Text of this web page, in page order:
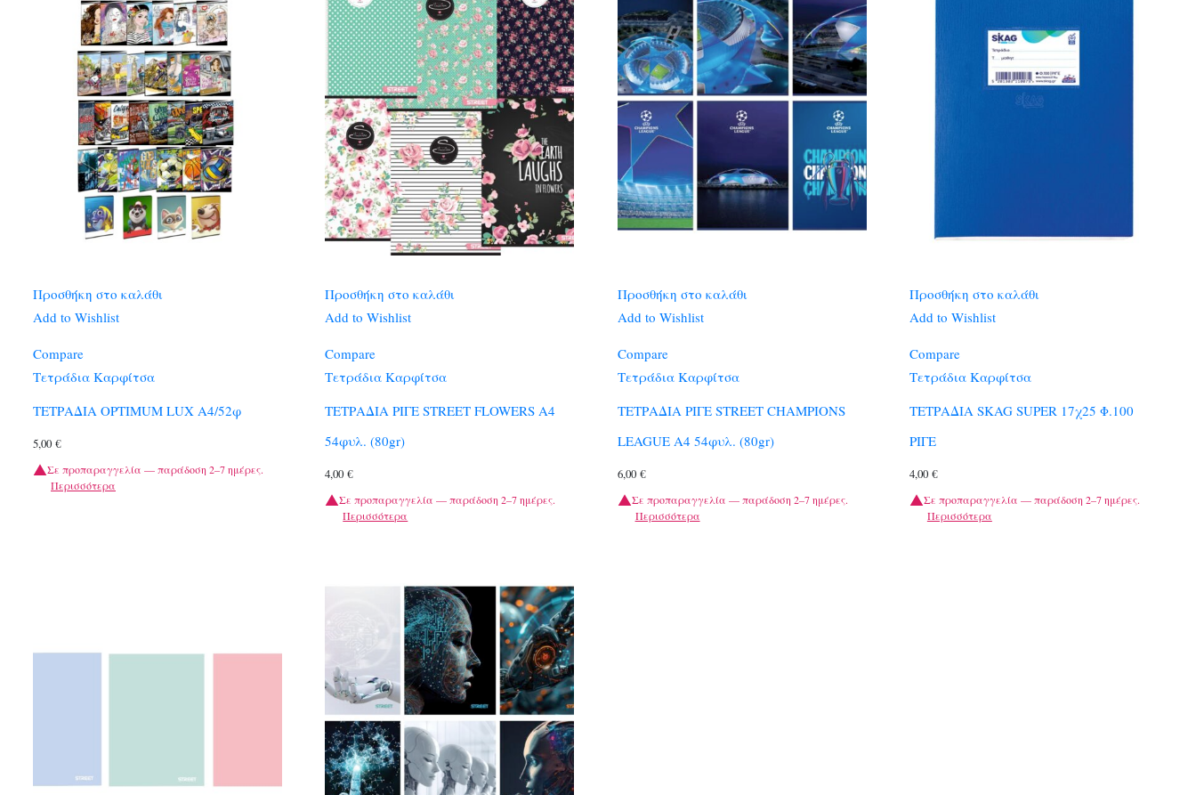
Προσθήκη στο καλάθι
Add to Wishlist
Compare
Τετράδια Καρφίτσα
ΤΕΤΡΑΔΙΑ OPTIMUM LUX A4/52φ
5,00 €
Σε προπαραγγελία — παράδοση 2–7 ημέρες.
Περισσότερα
Προσθήκη στο καλάθι
Add to Wishlist
Compare
Τετράδια Καρφίτσα
ΤΕΤΡΑΔΙΑ ΡΙΓΕ STREET FLOWERS A4
54φυλ. (80gr)
4,00€
Σε προπαραγγελία — παράδοση 2–7 ημέρες.
Περισσότερα
Προσθήκη στο καλάθι
Add to Wishlist
Compare
Τετράδια Καρφίτσα
ΤΕΤΡΑΔΙΑ ΡΙΓΕ STREET CHAMPIONS
LEAGUE A4 54φυλ. (80gr)
6,00 €
Σε προπαραγγελία — παράδοση 2–7 ημέρες.
Περισσότερα
Προσθήκη στο καλάθι
Add to Wishlist
Compare
Τετράδια Καρφίτσα
ΤΕΤΡΑΔΙΑ SKAG SUPER 17χ25 Φ.100
ΡΙΓΕ
4,00 €
Σε προπαραγγελία — παράδοση 2–7 ημέρες.
Περισσότερα